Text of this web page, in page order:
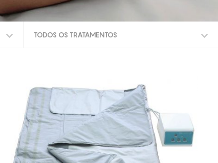
TODOS OS TRATAMENTOS
CELULITE ADIPOSA
CELULITE GRAU I-III
TRATAMENTO DA CELULITE
PELES CASCA DE LARANJA
ANTI-RUGAS